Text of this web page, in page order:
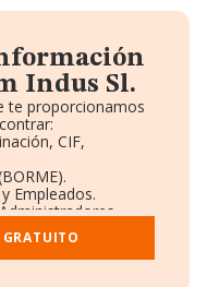
Indus Sl.
te proporcionamos
CIF,
Empleados.
en otras empresas.